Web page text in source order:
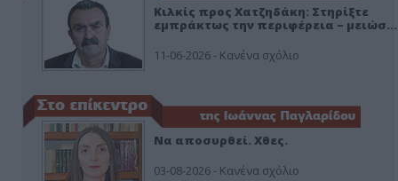
Κιλκίς προς Χατζηδάκη: Στηρίξτε
εμπράκτως την περιφέρεια – μειώσ…
11-06-2026 - Κανένα σχόλιο
Να αποσυρθεί. Χθες.
03-08-2026 - Κανένα σχόλιο